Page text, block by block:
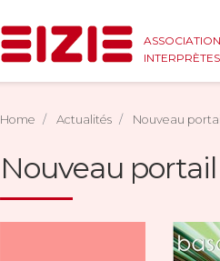
Home Actualités Nouveau
Nouveau